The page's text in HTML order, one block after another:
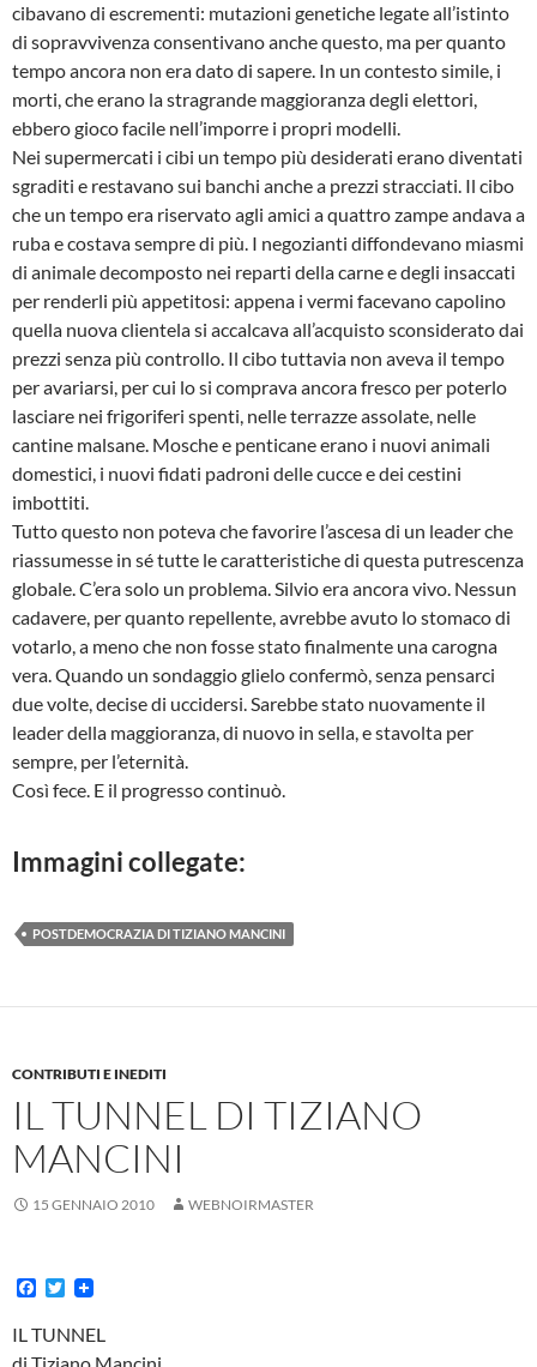
cibavano di escrementi: mutazioni genetiche legate all’istinto
di sopravvivenza consentivano anche questo, ma per quanto
tempo ancora non era dato di sapere. In un contesto simile, i
morti, che erano la stragrande maggioranza degli elettori,
ebbero gioco facile nell’imporre i propri modelli.
Nei supermercati i cibi un tempo più desiderati erano diventati
sgraditi e restavano sui banchi anche a prezzi stracciati. Il cibo
che un tempo era riservato agli amici a quattro zampe andava a
ruba e costava sempre di più. I negozianti diffondevano miasmi
di animale decomposto nei reparti della carne e degli insaccati
per renderli più appetitosi: appena i vermi facevano capolino
quella nuova clientela si accalcava all’acquisto sconsiderato dai
prezzi senza più controllo. Il cibo tuttavia non aveva il tempo
per avariarsi, per cui lo si comprava ancora fresco per poterlo
lasciare nei frigoriferi spenti, nelle terrazze assolate, nelle
cantine malsane. Mosche e penticane erano i nuovi animali
domestici, i nuovi fidati padroni delle cucce e dei cestini
imbottiti.
Tutto questo non poteva che favorire l’ascesa di un leader che
riassumesse in sé tutte le caratteristiche di questa putrescenza
globale. C’era solo un problema. Silvio era ancora vivo. Nessun
cadavere, per quanto repellente, avrebbe avuto lo stomaco di
votarlo, a meno che non fosse stato finalmente una carogna
vera. Quando un sondaggio glielo confermò, senza pensarci
due volte, decise di uccidersi. Sarebbe stato nuovamente il
leader della maggioranza, di nuovo in sella, e stavolta per
sempre, per l’eternità.
Così fece. E il progresso continuò.
Immagini collegate:
POSTDEMOCRAZIA DI TIZIANO MANCINI
CONTRIBUTI E INEDITI
IL TUNNEL DI TIZIANO
MANCINI
15 GENNAIO 2010 WEBNOIRMASTER
F
c
e
T
i
t
IL TUNNEL